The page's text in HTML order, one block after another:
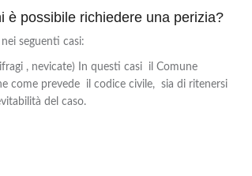
è possibile richiedere una perizia?
seguenti casi:
, nevicate) In questi casi il Comune
come prevede il codice civile, sia di ritenersi
del caso.